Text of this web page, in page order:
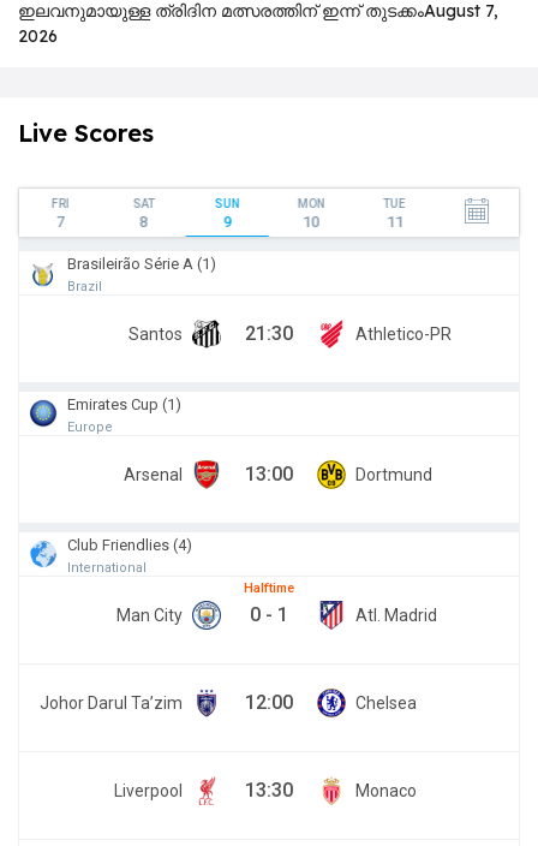
ഇലവനുമായുള്ള ത്രിദിന മത്സരത്തിന് ഇന്ന് തുടക്കംAugust 7,
2026
Live Scores
FRI
7
SAT
8
SUN
9
MON
10
TUE
11
Brasileirão Série A (1)
Brazil
Santos 21:30 Athletico-PR
Emirates Cup (1)
Europe
Arsenal 13:00 Dortmund
Club Friendlies (4)
International
Man City
Halftime
0 - 1 Atl. Madrid
Johor Darul Ta’zim 12:00 Chelsea
Liverpool 13:30 Monaco